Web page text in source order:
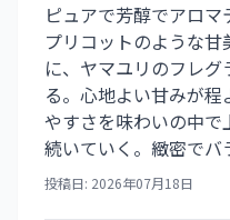
ピュアで芳醇でアロ
プリコットのような
に、ヤマユリのフレ
る。心地よい甘みが
やすさを味わいの中で
続いていく。緻密でバ
投稿日: 2026年07月18日